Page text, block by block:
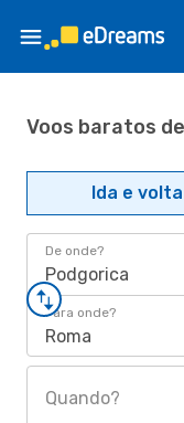
Voos baratos
Ida e volta
De onde?
Podgorica
Para onde?
Roma
Quando?